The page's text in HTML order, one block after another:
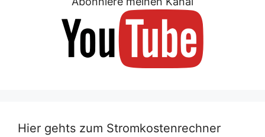
Hier gehts zum Stromkostenrechner